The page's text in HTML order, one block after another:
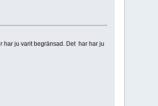
har ju varit begränsad. Det har har ju